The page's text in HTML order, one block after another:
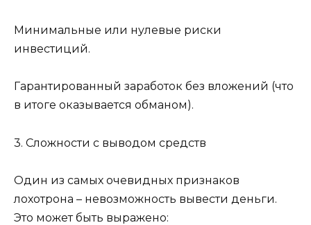
Минимальные или нулевые риски
инвестиций.
Гарантированный заработок без вложений (что
в итоге оказывается обманом).
3. Сложности с выводом средств
Один из самых очевидных признаков
лохотрона – невозможность вывести деньги.
Это может быть выражено: